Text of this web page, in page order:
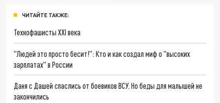
ЧИТАЙТЕ ТАКЖЕ:
Технофашисты XXI века
"Людей это просто бесит!": Кто и как создал миф о "высоких
зарплатах" в России
Даня с Дашей спаслись от боевиков ВСУ. Но беды для малышей не
закончились